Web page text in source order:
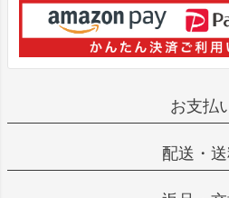
お支払
配送・